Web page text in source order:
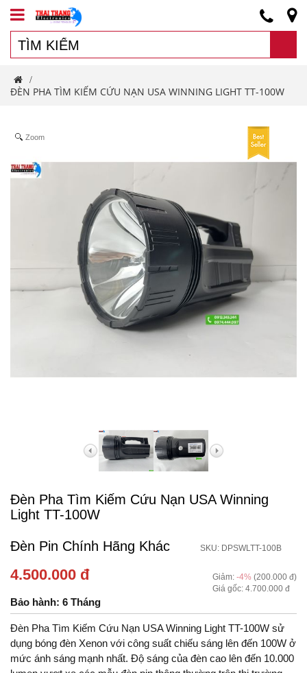
/
ĐÈN PHA TÌM KIẾM CỨU NẠN USA WINNING LIGHT TT-100W
Zoom
Đèn Pha Tìm Kiếm Cứu Nạn USA Winning
Light TT-100W
Đèn Pin Chính Hãng Khác SKU: DPSWLTT-100B
4.500.000 đ Giảm: -4% (200.000 đ)
Giá gốc: 4.700.000 đ
Bảo hành: 6 Tháng
Đèn Pha Tìm Kiếm Cứu Nạn USA Winning Light TT-100W sử
dụng bóng đèn Xenon với công suất chiếu sáng lên đến 100W ở
mức ánh sáng mạnh nhất. Độ sáng của đèn cao lên đến 10.000